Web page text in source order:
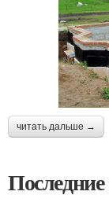
читать дальше →
Последние